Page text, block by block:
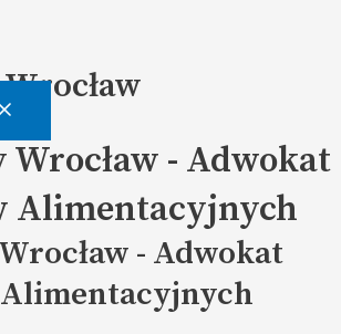
- Adwokat
Alimentacyjnych
- Adwokat
Alimentacyjnych